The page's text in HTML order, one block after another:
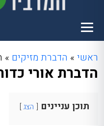
ראשי » הדברת מזיקים »
הדברת אורי
תוכן עניינים הצג